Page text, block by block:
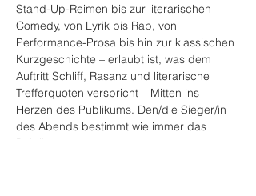
Stand-Up-Reimen bis zur literarischen
Comedy, von Lyrik bis Rap, von
Performance-Prosa bis hin zur klassischen
Kurzgeschichte – erlaubt ist, was dem
Auftritt Schliff, Rasanz und literarische
Trefferquoten verspricht – Mitten ins
Herzen des Publikums. Den/die Sieger/in
des Abends bestimmt wie immer das